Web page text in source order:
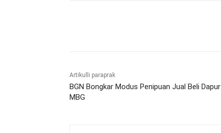
Artikulli paraprak
BGN Bongkar Modus Penipuan Jual Beli Dapur
MBG